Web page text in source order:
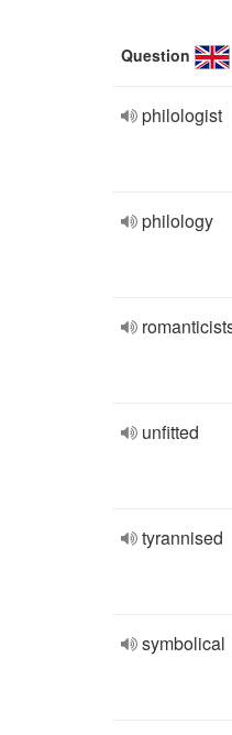
Question
philologist
philology
unfitted
tyrannised
symbolical